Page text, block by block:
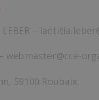
–
webmaster@cce-
59100 Roubaix.